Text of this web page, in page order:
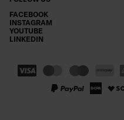
FACEBOOK
INSTAGRAM
YOUTUBE
LINKEDIN